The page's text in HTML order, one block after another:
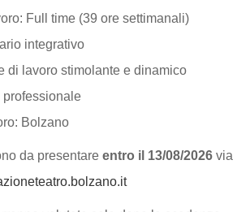
Full time (39 ore settimanali)
integrativo
di lavoro stimolante e dinamico
professionale
Bolzano
da presentare entro il 13/08/2026 via